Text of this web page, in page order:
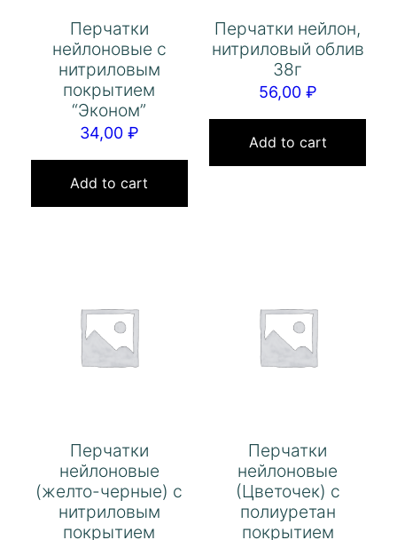
Перчатки
нейлоновые с
нитриловым
покрытием
“Эконом”
34,00 ₽
Add to cart
Перчатки нейлон,
нитриловый облив
38г
56,00 ₽
Add to cart
Перчатки
нейлоновые
(желто-черные) с
нитриловым
покрытием
Перчатки
нейлоновые
(Цветочек) с
полиуретан
покрытием